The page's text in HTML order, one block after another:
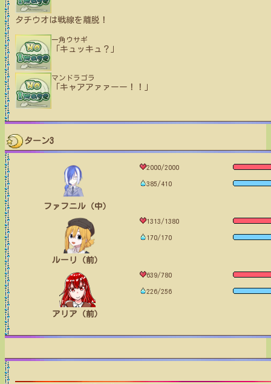
タチウオは戦線を離脱！
一角ウサギ
「キュッキュ？」
マンドラゴラ
「キャアアァァーー！！」
ターン3
ファフニル（中）
2000/2000
385/410
ルーリ（前）
1313/1380
170/170
アリア（前）
639/780
226/256